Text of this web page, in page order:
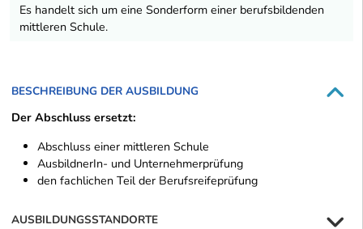
Es handelt sich um eine Sonderform einer berufsbildenden
mittleren Schule.
BESCHREIBUNG DER AUSBILDUNG
Der Abschluss ersetzt:
Abschluss einer mittleren Schule
AusbildnerIn- und Unternehmerprüfung
den fachlichen Teil der Berufsreifeprüfung
AUSBILDUNGSSTANDORTE